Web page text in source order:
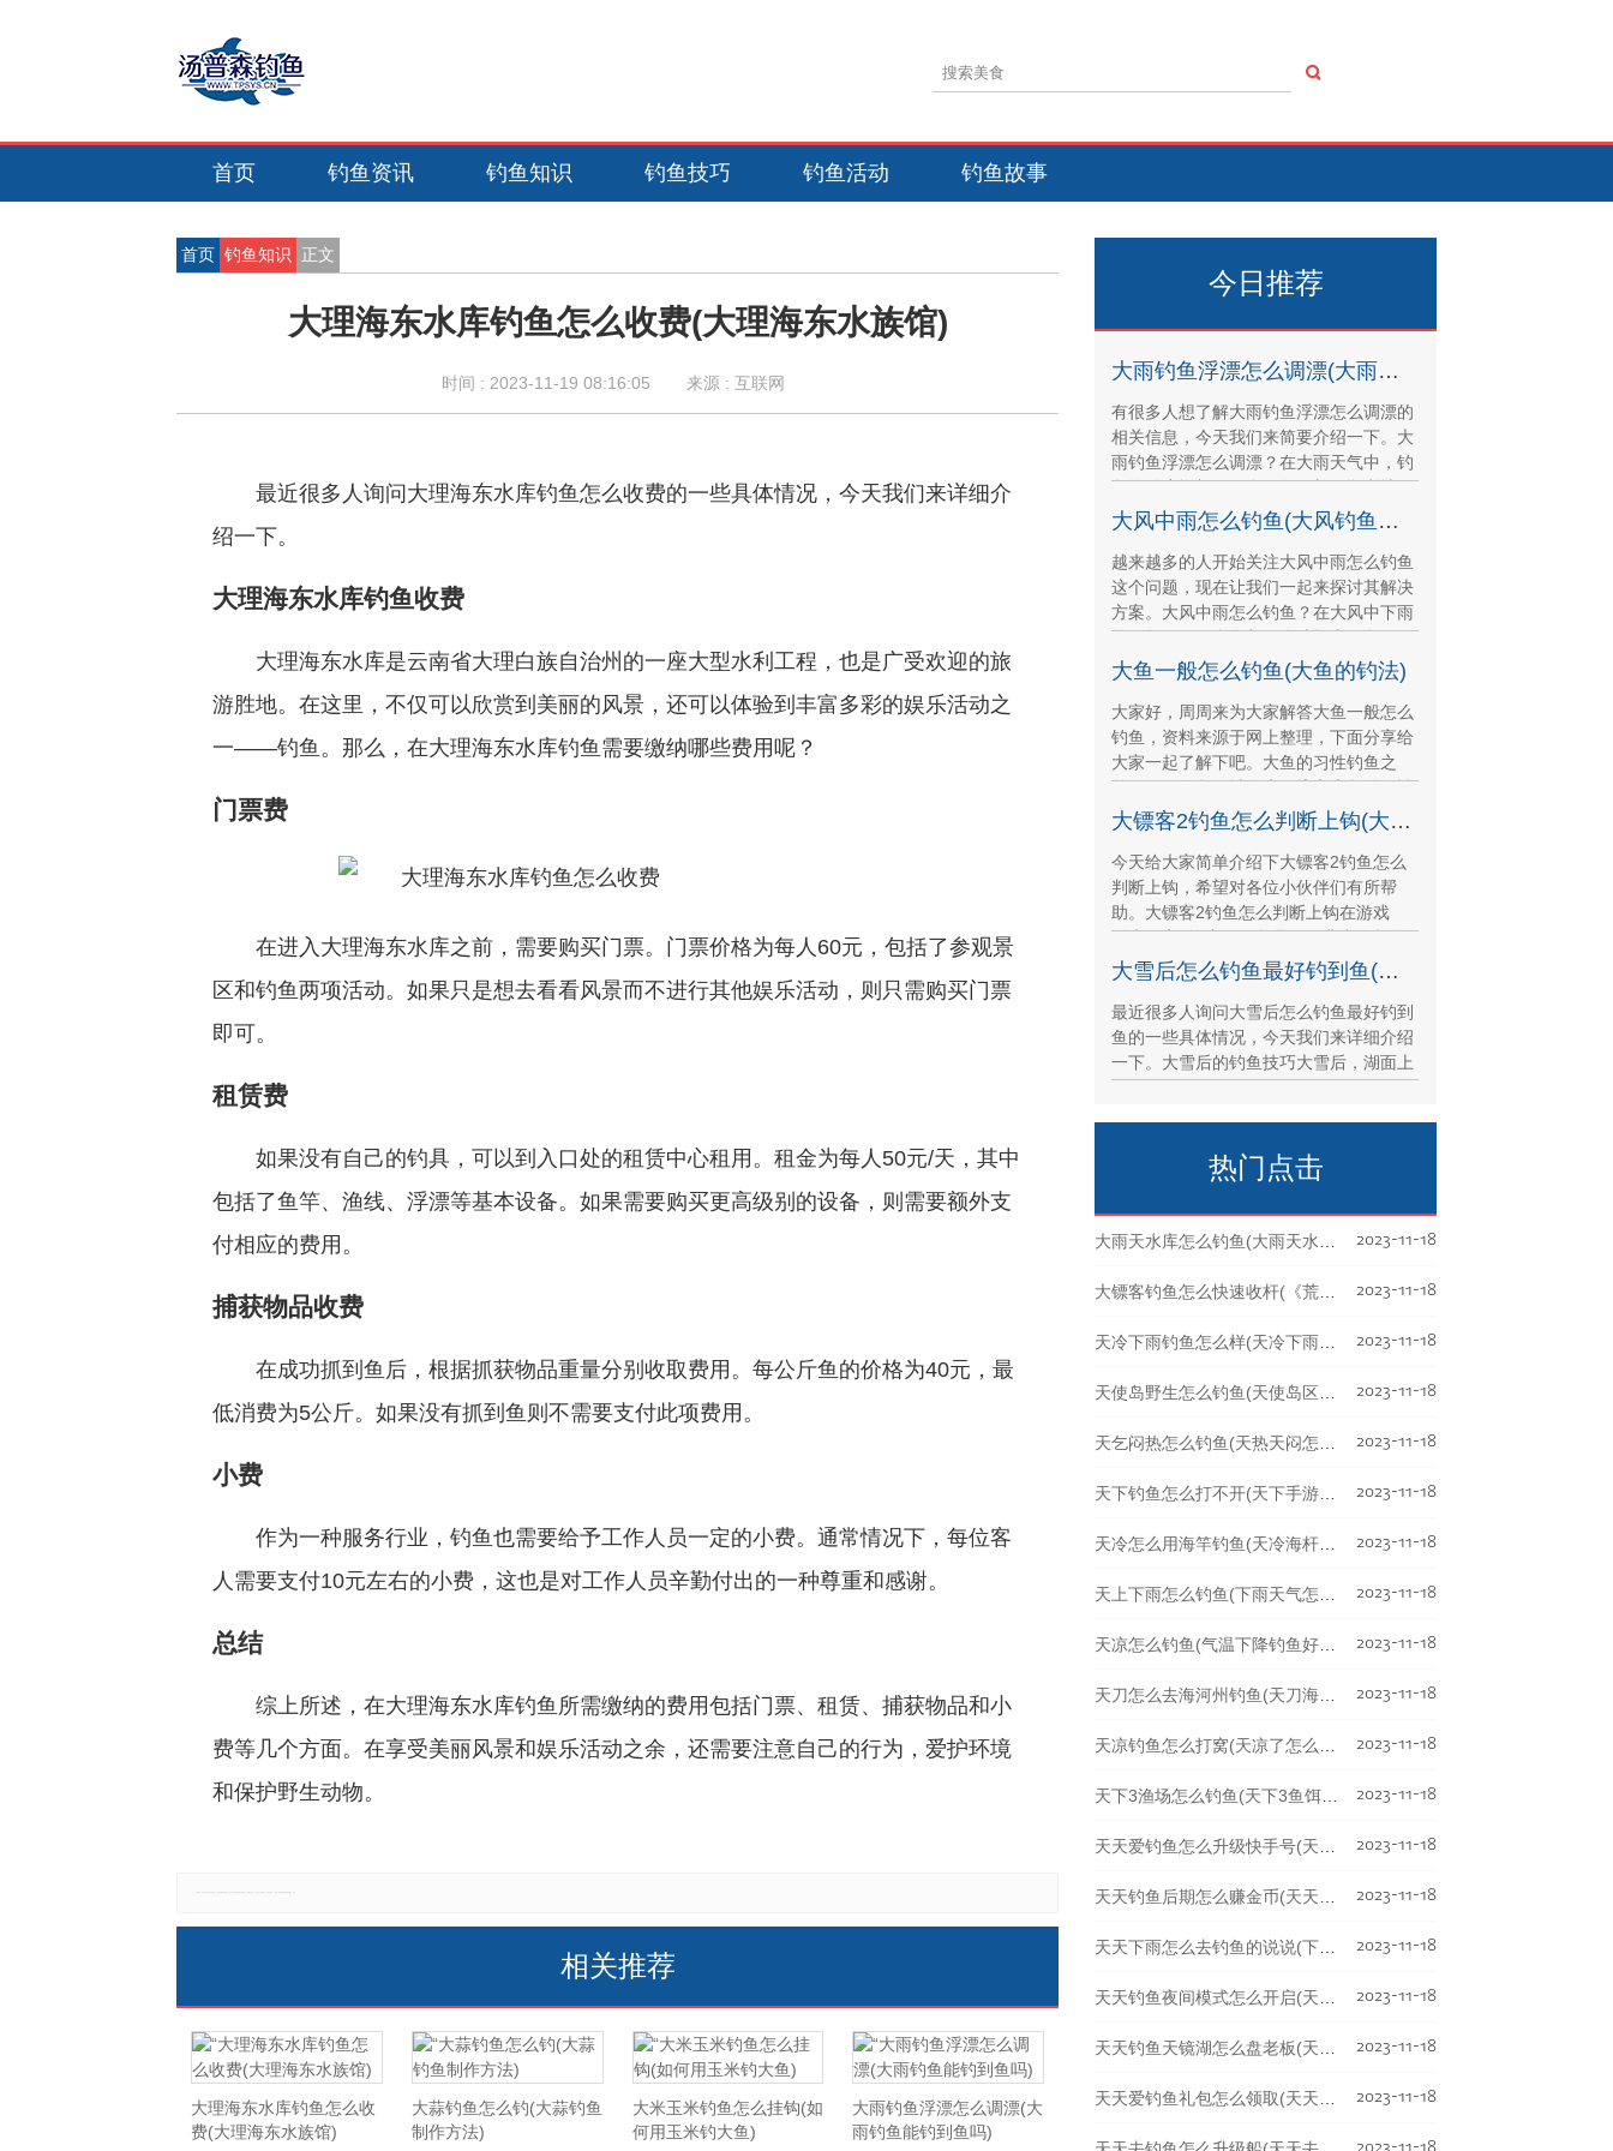
首页 钓鱼资讯 钓鱼知识 钓鱼技巧 钓鱼活动 钓鱼故事
首页 钓鱼知识 正文
大理海东水库钓鱼怎么收费(大理海东水族馆)
时间 : 2023-11-19 08:16:05 来源 : 互联网
最近很多人询问大理海东水库钓鱼怎么收费的一些具体情况，今天我们来详细介
绍一下。
大理海东水库钓鱼收费
大理海东水库是云南省大理白族自治州的一座大型水利工程，也是广受欢迎的旅
游胜地。在这里，不仅可以欣赏到美丽的风景，还可以体验到丰富多彩的娱乐活动之
一——钓鱼。那么，在大理海东水库钓鱼需要缴纳哪些费用呢？
门票费
在进入大理海东水库之前，需要购买门票。门票价格为每人60元，包括了参观景
区和钓鱼两项活动。如果只是想去看看风景而不进行其他娱乐活动，则只需购买门票
即可。
租赁费
如果没有自己的钓具，可以到入口处的租赁中心租用。租金为每人50元/天，其中
包括了鱼竿、渔线、浮漂等基本设备。如果需要购买更高级别的设备，则需要额外支
付相应的费用。
捕获物品收费
在成功抓到鱼后，根据抓获物品重量分别收取费用。每公斤鱼的价格为40元，最
低消费为5公斤。如果没有抓到鱼则不需要支付此项费用。
小费
作为一种服务行业，钓鱼也需要给予工作人员一定的小费。通常情况下，每位客
人需要支付10元左右的小费，这也是对工作人员辛勤付出的一种尊重和感谢。
总结
综上所述，在大理海东水库钓鱼所需缴纳的费用包括门票、租赁、捕获物品和小
费等几个方面。在享受美丽风景和娱乐活动之余，还需要注意自己的行为，爱护环境
和保护野生动物。
相关推荐
大理海东水库钓鱼怎么收
费(大理海东水族馆)
大蒜钓鱼怎么钓(大蒜钓鱼
制作方法)
大米玉米钓鱼怎么挂钩(如
何用玉米钓大鱼)
大雨钓鱼浮漂怎么调漂(大
雨钓鱼能钓到鱼吗)
今日推荐
大雨钓鱼浮漂怎么调漂(大雨钓鱼能钓到鱼吗)
有很多人想了解大雨钓鱼浮漂怎么调漂的
相关信息，今天我们来简要介绍一下。大
雨钓鱼浮漂怎么调漂？在大雨天气中，钓
鱼的难度增加了很多。如果想要顺利地钓
到鱼，就需要掌握
大风中雨怎么钓鱼(大风钓鱼钓什么位置)
越来越多的人开始关注大风中雨怎么钓鱼
这个问题，现在让我们一起来探讨其解决
方案。大风中雨怎么钓鱼？在大风中下雨
的天气里，很多人都不会选择去钓鱼。但
是对于一些热爱钓
大鱼一般怎么钓鱼(大鱼的钓法)
大家好，周周来为大家解答大鱼一般怎么
钓鱼，资料来源于网上整理，下面分享给
大家一起了解下吧。大鱼的习性钓鱼之
前，了解钓鱼区域的水环境和大鱼的习性
是非常重要的。大多
大镖客2钓鱼怎么判断上钩(大镖客2钓鱼怎么判断上钩没上钩)
今天给大家简单介绍下大镖客2钓鱼怎么
判断上钩，希望对各位小伙伴们有所帮
助。大镖客2钓鱼怎么判断上钩在游戏
《大镖客2》中，钓鱼是一项非常有趣的
活动。但是，如何判断
大雪后怎么钓鱼最好钓到鱼(大雪后野钓鲫鱼)
最近很多人询问大雪后怎么钓鱼最好钓到
鱼的一些具体情况，今天我们来详细介绍
一下。大雪后的钓鱼技巧大雪后，湖面上
的冰层变得更加厚实，这时候钓鱼需要注
热门点击
2023-11-18
大雨天水库怎么钓鱼(大雨天水库怎么钓鱼呢)
2023-11-18
大镖客钓鱼怎么快速收杆(《荒野大镖客》怎么钓鱼)
2023-11-18
天冷下雨钓鱼怎么样(天冷下雨钓鱼好钓吗)
2023-11-18
天使岛野生怎么钓鱼(天使岛区域探索任务)
2023-11-18
天乞闷热怎么钓鱼(天热天闷怎么钓鱼)
2023-11-18
天下钓鱼怎么打不开(天下手游钓鱼怎么玩)
2023-11-18
天冷怎么用海竿钓鱼(天冷海杆怎么钓)
2023-11-18
天上下雨怎么钓鱼(下雨天气怎么钓鱼)
2023-11-18
天凉怎么钓鱼(气温下降钓鱼好钓吗)
2023-11-18
天刀怎么去海河州钓鱼(天刀海河洲的箱子怎么捞)
2023-11-18
天凉钓鱼怎么打窝(天凉了怎么钓鱼)
2023-11-18
天下3渔场怎么钓鱼(天下3鱼饵怎么得)
2023-11-18
天天爱钓鱼怎么升级快手号(天天爱钓鱼无限钻石金币)
2023-11-18
天天钓鱼后期怎么赚金币(天天钓鱼什么意思)
2023-11-18
天天下雨怎么去钓鱼的说说(下雨天钓鱼句子)
2023-11-18
天天钓鱼夜间模式怎么开启(天天爱钓鱼怎么分解装备)
2023-11-18
天天钓鱼天镜湖怎么盘老板(天天渔竞钓基地)
2023-11-18
天天爱钓鱼礼包怎么领取(天天爱钓鱼无限钻石金币)